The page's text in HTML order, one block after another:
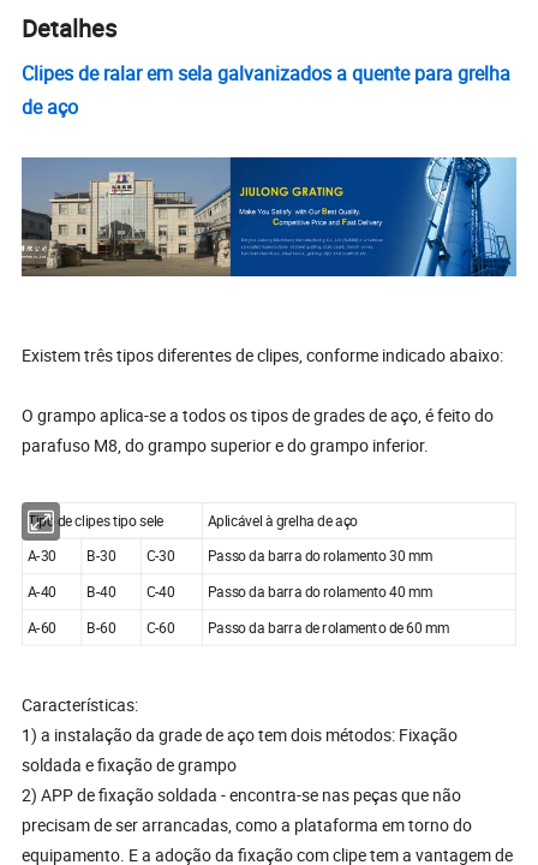
Detalhes
Clipes de ralar em sela galvanizados a quente para grelha
de aço
Existem três tipos diferentes de clipes, conforme indicado abaixo:
O grampo aplica-se a todos os tipos de grades de aço, é feito do
parafuso M8, do grampo superior e do grampo inferior.
Tipo de clipes tipo sele
Aplicável à grelha de aço
A-30
B-30 C-30
Passo da barra do rolamento 30 mm
A-40
B-40 C-40
Passo da barra do rolamento 40 mm
A-60
B-60 C-60 Passo da barra de rolamento de 60 mm
Características:
1) a instalação da grade de aço tem dois métodos: Fixação
soldada e fixação de grampo
2) APP de fixação soldada - encontra-se nas peças que não
precisam de ser arrancadas, como a plataforma em torno do
equipamento. E a adoção da fixação com clipe tem a vantagem de